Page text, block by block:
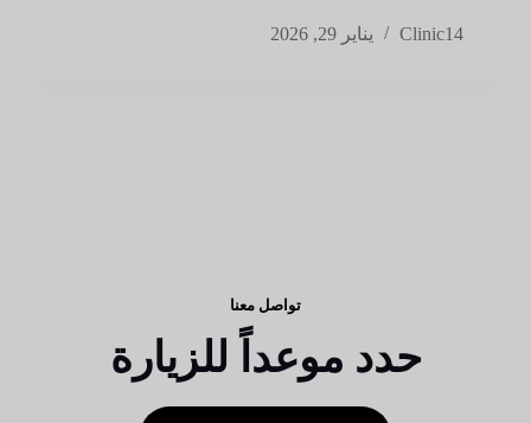
Clinic14 يناير 29, 2026
تواصل معنا
حدد موعداً للزيارة